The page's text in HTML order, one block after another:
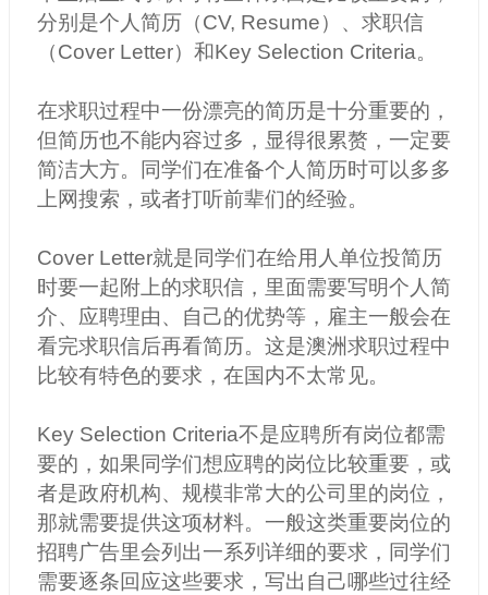
分别是个人简历（CV, Resume）、求职信
（Cover Letter）和Key Selection Criteria。
在求职过程中一份漂亮的简历是十分重要的，
但简历也不能内容过多，显得很累赘，一定要
简洁大方。同学们在准备个人简历时可以多多
上网搜索，或者打听前辈们的经验。
Cover Letter就是同学们在给用人单位投简历
时要一起附上的求职信，里面需要写明个人简
介、应聘理由、自己的优势等，雇主一般会在
看完求职信后再看简历。这是澳洲求职过程中
比较有特色的要求，在国内不太常见。
Key Selection Criteria不是应聘所有岗位都需
要的，如果同学们想应聘的岗位比较重要，或
者是政府机构、规模非常大的公司里的岗位，
那就需要提供这项材料。一般这类重要岗位的
招聘广告里会列出一系列详细的要求，同学们
需要逐条回应这些要求，写出自己哪些过往经